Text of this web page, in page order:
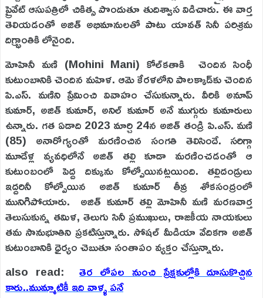
ప్రైవేట్ ఆసుపత్రిలో చికిత్స పొందుతూ తుదిశ్వాస విడిచారు. ఈ వార్త
తెలియడంతో అజిత్ అభిమానులతో పాటు యావత్ సినీ పరిశ్రమ
దిగ్భ్రాంతికి లోనైంది.
మోహినీ మణి (Mohini Mani) కోల్‌కతాకి చెందిన సింధీ
కుటుంబానికి చెందిన మహిళ. ఆమె కేరళలోని పాలక్కాడ్‌కు చెందిన
పి.ఎస్. మణిని ప్రేమించి వివాహం చేసుకున్నారు. వీరికి అనూప్
కుమార్, అజిత్ కుమార్, అనిల్ కుమార్ అనే ముగ్గురు కుమారులు
ఉన్నారు. గత ఏడాది 2023 మార్చి 24న అజిత్ తండ్రి పి.ఎస్. మణి
(85) అనారోగ్యంతో మరణించిన సంగతి తెలిసిందే. సరిగ్గా
మూడేళ్ల వ్యవధిలోనే అజిత్ తల్లి కూడా మరణించడంతో ఆ
కుటుంబంలో పెద్ద దిక్కును కోల్పోయినట్లయింది. తల్లిదండ్రులు
ఇద్దరినీ కోల్పోయిన అజిత్ కుమార్ తీవ్ర శోకసంద్రంలో
మునిగిపోయారు. అజిత్ కుమార్ తల్లి మోహినీ మణి మరణవార్త
తెలుసుకున్న తమిళ, తెలుగు సినీ ప్రముఖులు, రాజకీయ నాయకులు
తమ సానుభూతిని ప్రకటిస్తున్నారు. సోషల్ మీడియా వేదికగా అజిత్
కుటుంబానికి ధైర్యం చెబుతూ సంతాపం వ్యక్తం చేస్తున్నారు.
also read:
తెర లోపల నుంచి ప్రేక్షకుల్లోకి దూసుకొచ్చిన
కారు..ముమ్మాటికీ ఇది వాళ్ళ పనే